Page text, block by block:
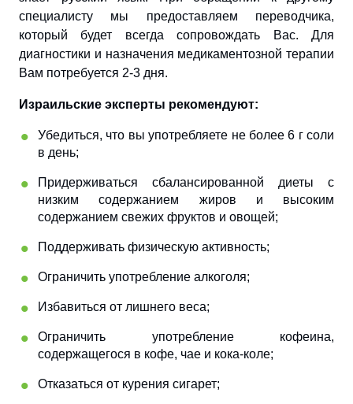
специалисту мы предоставляем переводчика,
который будет всегда сопровождать Вас. Для
диагностики и назначения медикаментозной терапии
Вам потребуется 2-3 дня.
Израильские эксперты рекомендуют:
Убедиться, что вы употребляете не более 6 г соли
в день;
Придерживаться сбалансированной диеты с
низким содержанием жиров и высоким
содержанием свежих фруктов и овощей;
Поддерживать физическую активность;
Ограничить употребление алкоголя;
Избавиться от лишнего веса;
Ограничить употребление кофеина,
содержащегося в кофе, чае и кока-коле;
Отказаться от курения сигарет;